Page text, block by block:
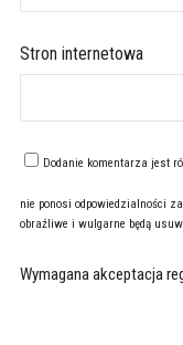
Stron internetowa
Dodanie komentarza jest
nie ponosi odpowiedzialności
obraźliwe i wulgarne będą
Wymagana akceptacja